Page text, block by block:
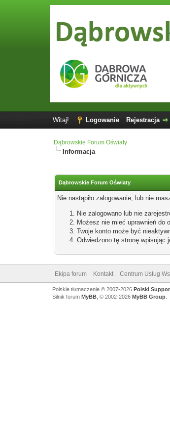
Witaj! Logowanie Rejestracja
Dąbrowskie Forum Oświaty
Informacja
Dąbrowskie Forum Oświaty
Nie nastąpiło zalogowanie, lub nie
Nie zalogowano lub nie
Możesz nie mieć uprawnień do
Twoje konto może być
Odwiedzono tę stronę wpisując
Ekipa forum Kontakt Centrum Usług
Polskie tłumaczenie © 2007-2026 Polski
Silnik forum MyBB, © 2002-2026 MyBB Group.